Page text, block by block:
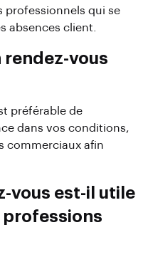
professionnels qui se
absences client.
rendez-vous
préférable de
dans vos conditions,
commerciaux afin
vous est-il utile
professions